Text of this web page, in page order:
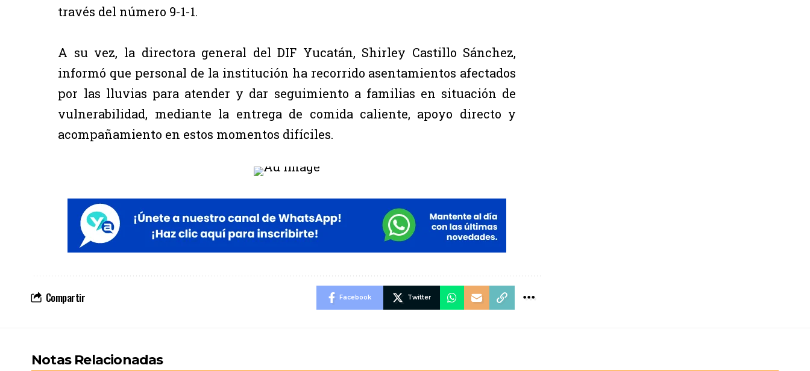
través del número 9-1-1.
A su vez, la directora general del DIF Yucatán, Shirley Castillo Sánchez,
informó que personal de la institución ha recorrido asentamientos afectados
por las lluvias para atender y dar seguimiento a familias en situación de
vulnerabilidad, mediante la entrega de comida caliente, apoyo directo y
acompañamiento en estos momentos difíciles.
Compartir Facebook Twitter
Notas Relacionadas